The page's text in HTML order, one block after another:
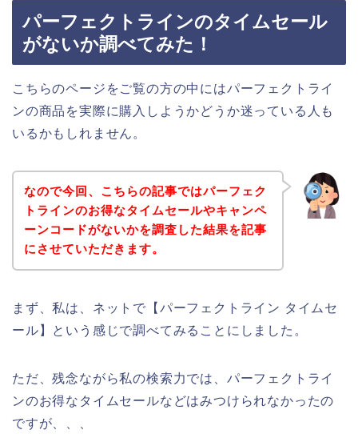
パーフェクトラインのタイムセール
がないか調べてみた！
こちらのページをご覧の方の中にはパーフェクトライ
ンの商品を実際に購入しようかどうか迷っている人も
いるかもしれません。
なので今回、こちらの記事ではパーフェク
トラインのお得なタイムセールやキャンペ
ーンコードがないかを調査した結果を記事
にさせていただきます。
まず、私は、ネットで【パーフェクトライン タイムセ
ール】という感じで調べてみることにしました。
ただ、残念ながら私の検索力では、パーフェクトライ
ンのお得なタイムセールなどはみつけられなかったの
ですが、、、